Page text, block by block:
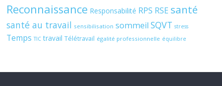
Reconnaissance Responsabilité RPS RSE santé
santé au travail sensibilisation sommeil SQVT stress
Temps TIC travail Télétravail égalité professionnelle équilibre